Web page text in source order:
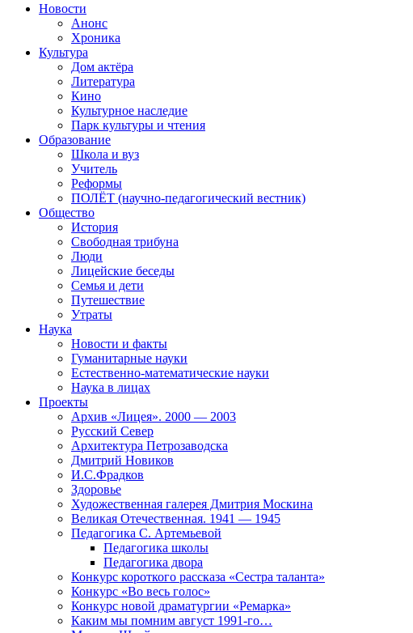
Новости
Анонс
Хроника
Культура
Дом актёра
Литература
Кино
Культурное наследие
Парк культуры и чтения
Образование
Школа и вуз
Учитель
Реформы
ПОЛЁТ (научно-педагогический вестник)
Общество
История
Свободная трибуна
Люди
Лицейские беседы
Семья и дети
Путешествие
Утраты
Наука
Новости и факты
Гуманитарные науки
Естественно-математические науки
Наука в лицах
Проекты
Архив «Лицея». 2000 — 2003
Русский Север
Архитектура Петрозаводска
Дмитрий Новиков
И.С.Фрадков
Здоровье
Художественная галерея Дмитрия Москина
Великая Отечественная. 1941 — 1945
Педагогика С. Артемьевой
Педагогика школы
Педагогика двора
Конкурс короткого рассказа «Сестра таланта»
Конкурс «Во весь голос»
Конкурс новой драматургии «Ремарка»
Каким мы помним август 1991-го…